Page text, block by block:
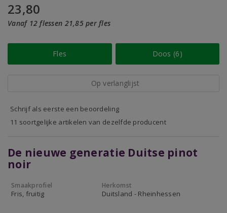
23,80
Vanaf 12 flessen 21,85 per fles
Fles Doos (6)
Op verlanglijst
Schrijf als eerste een beoordeling
11 soortgelijke artikelen van dezelfde producent
De nieuwe generatie Duitse pinot
noir
Smaakprofiel
Fris, fruitig
Herkomst
Duitsland - Rheinhessen